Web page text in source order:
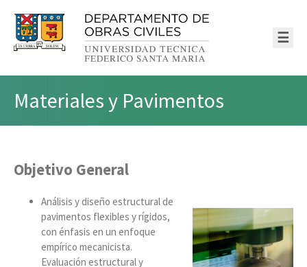
☰
Materiales y Pavimentos
Objetivo General
Análisis y diseño estructural de
pavimentos flexibles y rígidos,
con énfasis en un enfoque
empírico mecanicista.
Evaluación estructural y